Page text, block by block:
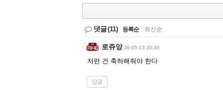
댓글(11) 등록순 최신순
로쥬앙 26-05-13 20:36
저런 건 축하해줘야 한다
답글